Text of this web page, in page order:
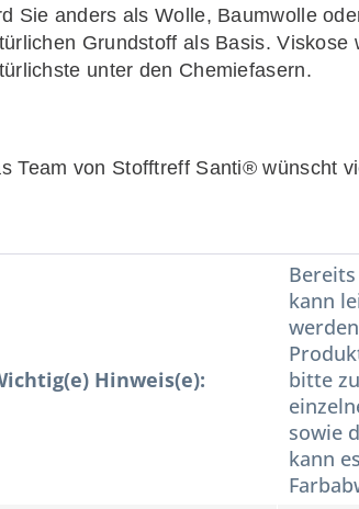
Sie anders als Wolle, Baumwolle
Grundstoff als Basis.
unter den Chemiefasern.
Team von Stofftreff Santi® wünscht
Hinweis(e):
kann
bitte
sowie
kann